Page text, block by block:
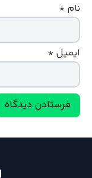
نام *
ایمیل *